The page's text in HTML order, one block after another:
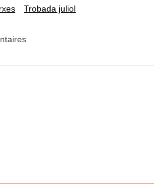
Trobada juliol